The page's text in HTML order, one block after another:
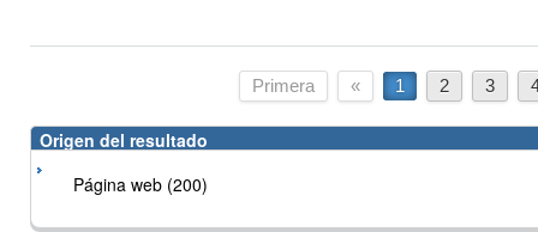
Primera « 1 2 3
Origen del resultado
Página web (200)